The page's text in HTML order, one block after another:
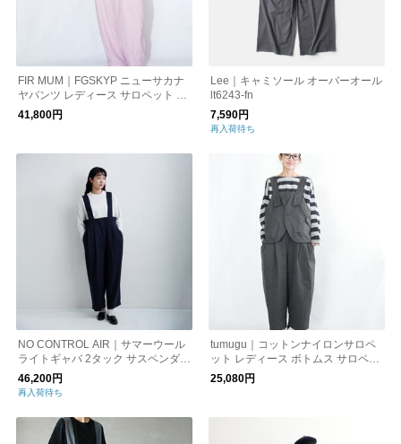
FIR MUM｜FGSKYP ニューサカナ
ヤパンツ レディース サロペット ユ
ニセックス ボトムス vg-fr1024oo
41,800円
Lee｜キャミソール オーバーオール
lt6243-fn
7,590円
再入荷待ち
NO CONTROL AIR｜サマーウール
ライトギャバ 2タック サスペンダー
パンツ vg-nc0202pf
46,200円
再入荷待ち
tumugu｜コットンナイロンサロペ
ット レディース ボトムス サロペッ
トパンツ オーバーオール tb25433
25,080円